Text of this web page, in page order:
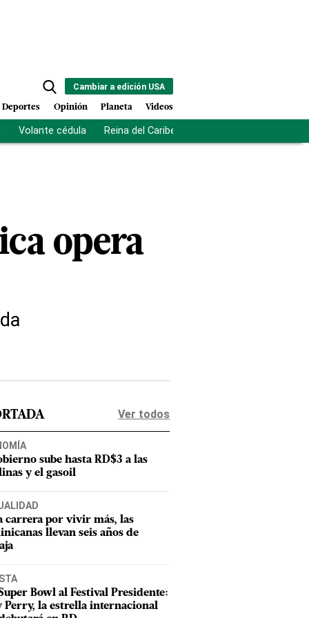
Cambiar a edición USA
Deportes Opinión Planeta Videos
Volante cédula Reina del Caribe
opera
Ver todos
sube hasta RD$3 a las
y el gasoil
carrera por vivir más, las
llevan seis años de
Bowl al Festival Presidente:
Perry, la estrella internacional